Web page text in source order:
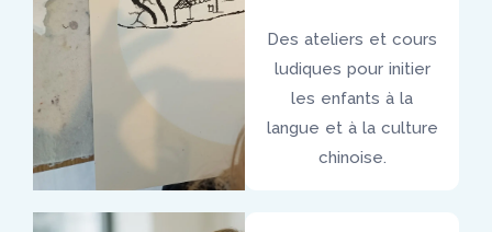
Des ateliers et cours
ludiques pour initier
les enfants à la
langue et à la culture
chinoise.